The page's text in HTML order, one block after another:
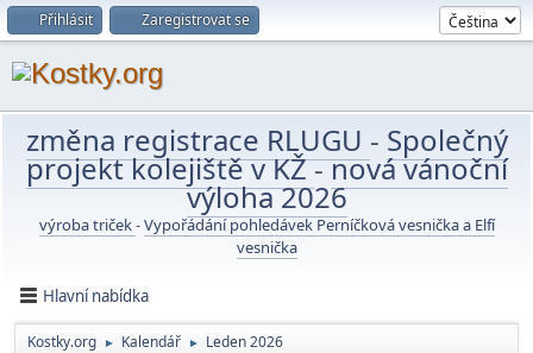
Přihlásit Zaregistrovat se
změna registrace RLUGU - Společný
projekt kolejiště v KŽ-nová vánoční
výloha 2026
výroba triček-Vypořádání pohledávek Perníčková vesnička a Elfí
vesnička
Hlavní nabídka
Kostky.org ► Kalendář ► Leden 2026